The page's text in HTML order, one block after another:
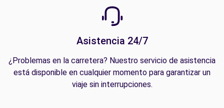
Asistencia 24/7
¿Problemas en la carretera? Nuestro servicio de asistencia
está disponible en cualquier momento para garantizar un
viaje sin interrupciones.